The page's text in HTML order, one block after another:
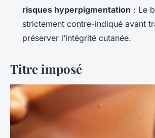
risques hyperpigmentation : Le
strictement contre-indiqué avant
préserver l’intégrité cutanée.
Titre imposé